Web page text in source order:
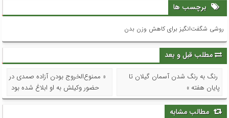
برچسب ها
روشی شگفت‌انگیز برای کاهش وزن بدن
مطلب قبل و بعد
رنگ به رنگ شدن آسمان گیلان تا
پایان هفته »
« ممنوع‌الخروج بودن آزاده صمدی در
حضور وکیلش به او ابلاغ شده بود
مطالب مشابه